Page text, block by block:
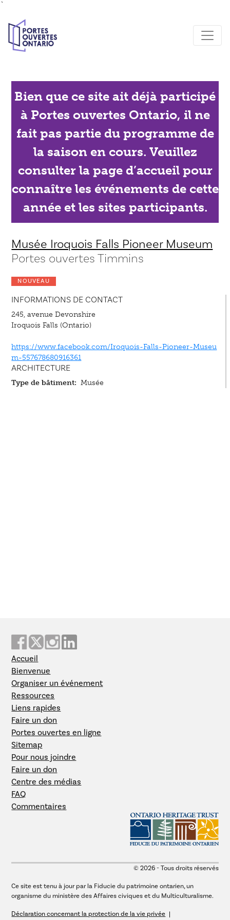
`
Bien que ce site ait déjà participé
à Portes ouvertes Ontario, il ne
fait pas partie du programme de
la saison en cours. Veuillez
consulter la page d’accueil pour
connaître les événements de cette
année et les sites participants.
Musée Iroquois Falls Pioneer Museum
Portes ouvertes Timmins
NOUVEAU
INFORMATIONS DE CONTACT
245, avenue Devonshire
Iroquois Falls (Ontario)
https://www.facebook.com/Iroquois-Falls-Pioneer-Museu
m-557678680916361
ARCHITECTURE
Type de bâtiment: Musée
Accueil
Bienvenue
Organiser un événement
Ressources
Liens rapides
Faire un don
Portes ouvertes en ligne
Sitemap
Pour nous joindre
Faire un don
Centre des médias
FAQ
Commentaires
© 2026 - Tous droits réservés
Ce site est tenu à jour par la Fiducie du patrimoine ontarien, un
organisme du ministère des Affaires civiques et du Multiculturalisme.
Déclaration concernant la protection de la vie privée